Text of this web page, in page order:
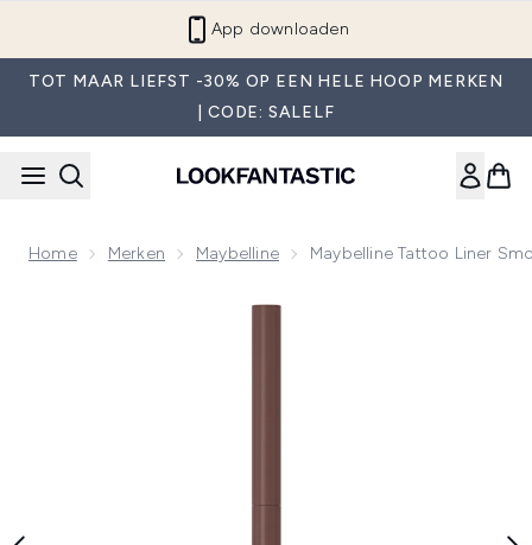
App downloaden
TOT MAAR LIEFST -30% OP EEN HELE HOOP MERKEN
| CODE: SALELF
Home Merken Maybelline Maybelline Tattoo Liner